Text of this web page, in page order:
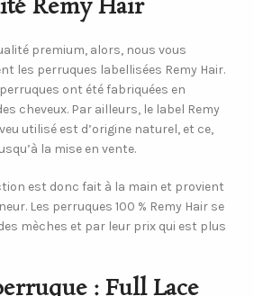
Remy Hair
premium, alors, nous vous
les perruques labellisées Remy Hair.
ont été fabriquées en
cheveux. Par ailleurs, le label Remy
utilisé est d’origine naturel, et ce,
la mise en vente.
est donc fait à la main et provient
Les perruques 100 % Remy Hair se
mèches et par leur prix qui est plus
: Full Lace